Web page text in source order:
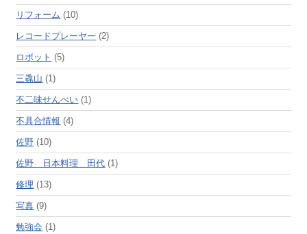
リフォーム (10)
レコードプレーヤー (2)
ロボット (5)
三毳山 (1)
不二味せんべい (1)
不具合情報 (4)
佐野 (10)
佐野 日本料理 田代 (1)
修理 (13)
写真 (9)
勉強会 (1)